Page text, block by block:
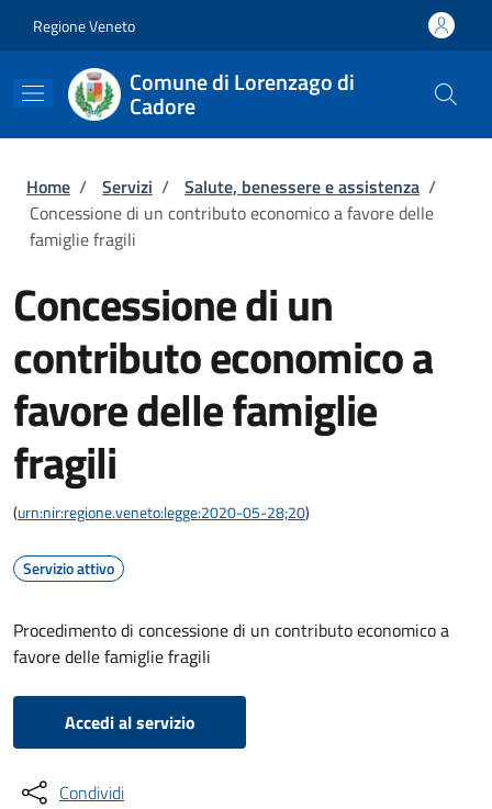
Regione Veneto
Comune di Lorenzago di
Cadore
Briciole di pane
Home / Servizi / Salute, benessere e assistenza /
Concessione di un contributo economico a favore delle
famiglie fragili
Concessione di un
contributo economico a
favore delle famiglie
fragili
(urn:nir:regione.veneto:legge:2020-05-28;20)
Servizio attivo
Procedimento di concessione di un contributo economico a
favore delle famiglie fragili
Accedi al servizio
Condividi